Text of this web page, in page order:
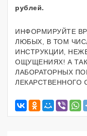
рублей.
ИНФОРМИРУЙТЕ
ЛЮБЫХ, В ТОМ
ИНСТРУКЦИИ,
ОЩУЩЕНИЯХ! А
ЛАБОРАТОРНЫХ
ЛЕКАРСТВЕННОГО